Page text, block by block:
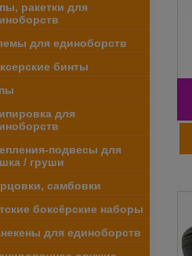
ракетки для
для единоборств
бинты
для
подвесы для
/ груши
самбовки
боксёрские наборы
для единоборств